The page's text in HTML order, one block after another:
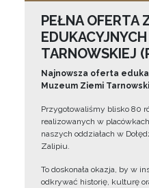
PEŁNA OFERTA
TARNOWSKIEJ
Najnowsza oferta
Muzeum Ziemi
Przygotowaliśmy blisko 80
realizowanych w
naszych oddziałach w
Zalipiu.
To doskonała okazja, by w
odkrywać historię, kulturę